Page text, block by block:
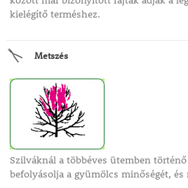
kielégítő terméshez.
Metszés
Szilváknál a többéves ütemben
befolyásolja a gyümölcs minőségét,